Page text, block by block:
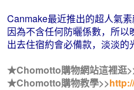
Canmake最近推出的超人氣素
因為不含任何防曬係數，所以
出去住宿約會必備款，淡淡的
★Chomotto購物網站這裡逛
★Chomotto購物教學>>